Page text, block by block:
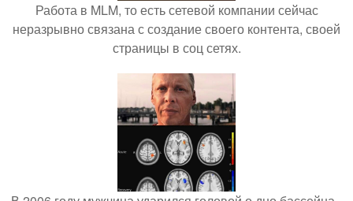
Работа в MLM, то есть сетевой компании сейчас
неразрывно связана с создание своего контента, своей
страницы в соц сетях.